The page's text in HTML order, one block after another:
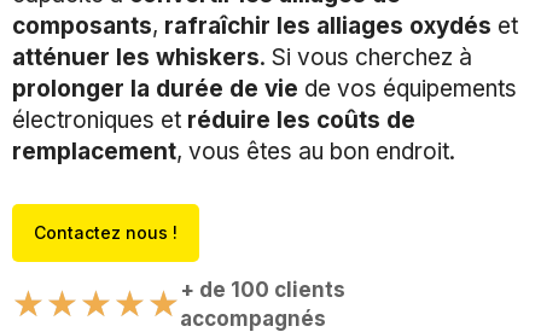
composants, rafraîchir les alliages oxydés et
atténuer les whiskers. Si vous cherchez à
prolonger la durée de vie de vos équipements
électroniques et réduire les coûts de
remplacement, vous êtes au bon endroit.
Contactez nous !
★★★★★ + de 100 clients
accompagnés